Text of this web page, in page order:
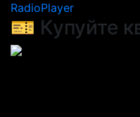
RadioPlayer
🎫 Купуйте